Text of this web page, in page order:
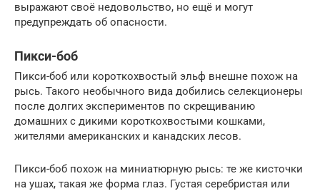
выражают своё недовольство, но ещё и могут
предупреждать об опасности.
Пикси-боб
Пикси-боб или короткохвостый эльф внешне похож на
рысь. Такого необычного вида добились селекционеры
после долгих экспериментов по скрещиванию
домашних с дикими короткохвостыми кошками,
жителями американских и канадских лесов.
Пикси-боб похож на миниатюрную рысь: те же кисточки
на ушах, такая же форма глаз. Густая серебристая или